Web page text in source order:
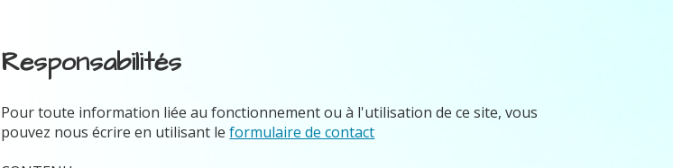
Responsabilités
Pour toute information liée au fonctionnement ou à l'utilisation de ce site, vous
pouvez nous écrire en utilisant leformulaire de contact